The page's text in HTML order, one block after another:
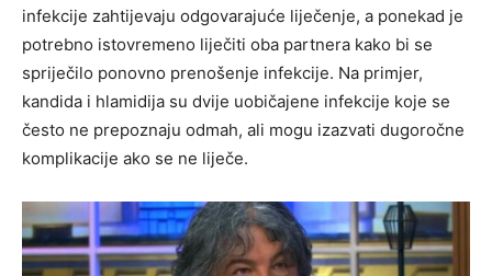
infekcije zahtijevaju odgovarajuće liječenje, a ponekad je
potrebno istovremeno liječiti oba partnera kako bi se
spriječilo ponovno prenošenje infekcije. Na primjer,
kandida i hlamidija su dvije uobičajene infekcije koje se
često ne prepoznaju odmah, ali mogu izazvati dugoročne
komplikacije ako se ne liječe.